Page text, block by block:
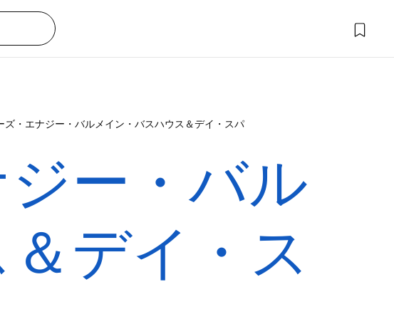
ズ・エナジー・バルメイン・バスハウス＆デイ・スパ
ー・バル
デイ・ス